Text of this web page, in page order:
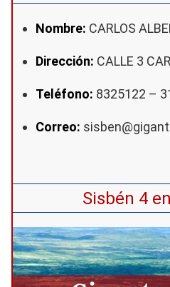
Nombre: CARLOS
Dirección: CALLE 3
Teléfono: 8325122 –
Correo:
Sisbén 4